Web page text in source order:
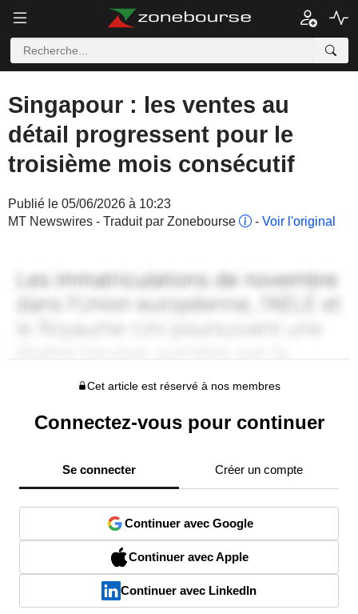
Singapour : les ventes au
détail progressent pour le
troisième mois consécutif
Publié le 05/06/2026 à 10:23
MT Newswires - Traduit par Zonebourse
- Voir l'original
Cet article est réservé à nos membres
Connectez-vous pour continuer
Se connecter Créer un compte
Continuer avec Google
Continuer avec Apple
Continuer avec LinkedIn